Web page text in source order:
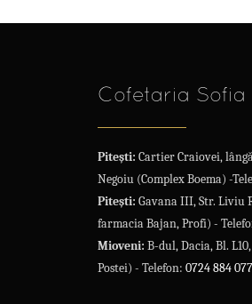
Cofetaria Sofia
Pitești: Cartier Craiovei,
Negoiu (Complex Boema) -
Pitești: Gavana III, Str. Liviu
farmacia Bajan, Profi) -
Mioveni: B-dul, Dacia, Bl.
Postei) - Telefon: 0724 884 077